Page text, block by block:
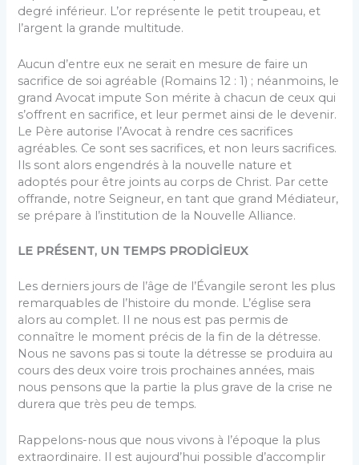
degré inférieur. L’or représente le petit troupeau, et
l’argent la grande multitude.
Aucun d’entre eux ne serait en mesure de faire un
sacrifice de soi agréable (Romains 12 : 1) ; néanmoins, le
grand Avocat impute Son mérite à chacun de ceux qui
s’offrent en sacrifice, et leur permet ainsi de le devenir.
Le Père autorise l’Avocat à rendre ces sacrifices
agréables. Ce sont ses sacrifices, et non leurs sacrifices.
Ils sont alors engendrés à la nouvelle nature et
adoptés pour être joints au corps de Christ. Par cette
offrande, notre Seigneur, en tant que grand Médiateur,
se prépare à l’institution de la Nouvelle Alliance.
LE PRÉSENT, UN TEMPS PRODİGİEUX
Les derniers jours de l’âge de l’Évangile seront les plus
remarquables de l’histoire du monde. L’église sera
alors au complet. Il ne nous est pas permis de
connaître le moment précis de la fin de la détresse.
Nous ne savons pas si toute la détresse se produira au
cours des deux voire trois prochaines années, mais
nous pensons que la partie la plus grave de la crise ne
durera que très peu de temps.
Rappelons-nous que nous vivons à l’époque la plus
extraordinaire. Il est aujourd’hui possible d’accomplir